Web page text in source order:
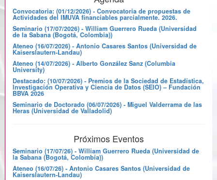
Convocatoria: (01/12/2026) - Convocatoria de propuestas de
Actividades del IMUVA financiables parcialmente. 2026.
Seminario (17/07/2026) - William Guerrero Rueda (Universidad
de la Sabana (Bogotá, Colombia))
Ateneo (16/07/2026) - Antonio Casares Santos (Universidad de
Kaiserslautern-Landau)
Ateneo (14/07/2026) - Alberto González Sanz (Columbia
University)
Destacado: (10/07/2026) - Premios de la Sociedad de Estadística,
Investigación Operativa y Ciencia de Datos (SEIO) – Fundación
BBVA 2026
Seminario de Doctorado (06/07/2026) - Miguel Valderrama de las
Heras (Universidad de Valladolid)
Próximos Eventos
Seminario (17/07/26) - William Guerrero Rueda (Universidad de
la Sabana (Bogotá, Colombia))
Ateneo (16/07/26) - Antonio Casares Santos (Universidad de
Kaiserslautern-Landau)